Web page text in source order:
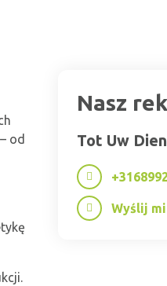
od
Nasz
Tot Uw
Wyślij